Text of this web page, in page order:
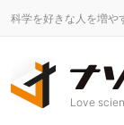
科学を好きな人を増や
Love